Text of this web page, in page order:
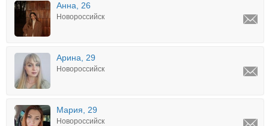
Анна, 26
Новороссийск
Арина, 29
Новороссийск
Мария, 29
Новороссийск